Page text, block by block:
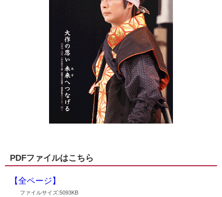
PDFファイルはこちら
【全ページ】
ファイルサイズ:5093KB